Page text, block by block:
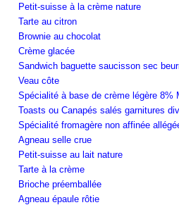
Petit-suisse à la crème nature
Tarte au citron
Brownie au chocolat
Crème glacée
Sandwich baguette saucisson sec
Veau côte
Spécialité à base de crème légère 8%
Toasts ou Canapés salés garnitures
Spécialité fromagère non affinée
Agneau selle crue
Petit-suisse au lait nature
Tarte à la crème
Brioche préemballée
Agneau épaule rôtie